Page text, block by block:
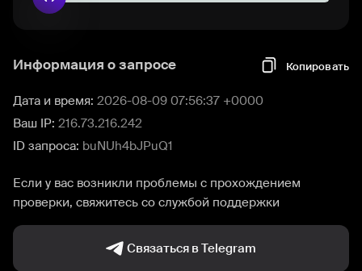
Информация о запросе Копировать
Дата и время: 2026-08-09 07:56:37 +0000
Ваш IP: 216.73.216.242
ID запроса: buNUh4bJPuQ1
Если у вас возникли проблемы с прохождением
проверки, свяжитесь со службой поддержки
Связаться в Telegram